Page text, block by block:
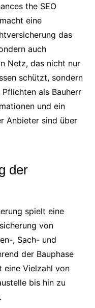
the SEO
eine
das
auch
Netz, das nicht nur
schützt, sondern
als Bauherr
und ein
Anbieter sind über
der
spielt eine
von
, Sach- und
der Bauphase
eine Vielzahl von
bis hin zu